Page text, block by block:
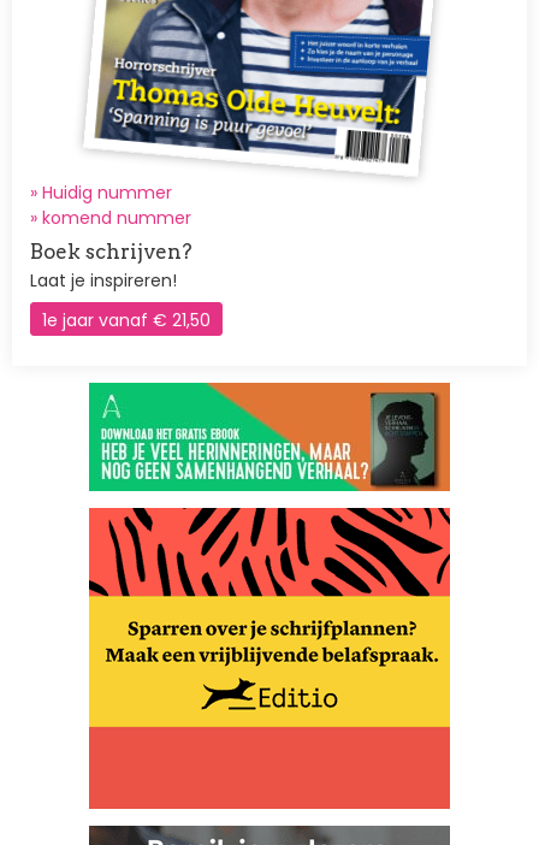
» Huidig nummer
» komend nummer
Boek schrijven?
Laat je inspireren!
1e jaar vanaf € 21,50